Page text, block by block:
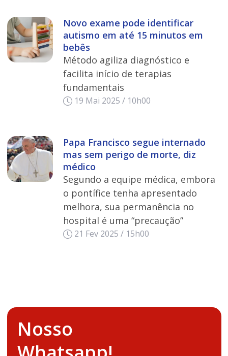
Novo exame pode identificar
autismo em até 15 minutos em
bebês
Método agiliza diagnóstico e
facilita início de terapias
fundamentais
19 Mai 2025 / 10h00
Papa Francisco segue internado
mas sem perigo de morte, diz
médico
Segundo a equipe médica, embora
o pontífice tenha apresentado
melhora, sua permanência no
hospital é uma “precaução”
21 Fev 2025 / 15h00
Nosso